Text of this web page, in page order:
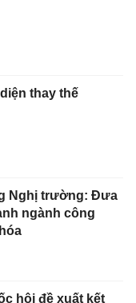
thay thế
Nghị trường: Đưa
ngành công
hội đề xuất kết